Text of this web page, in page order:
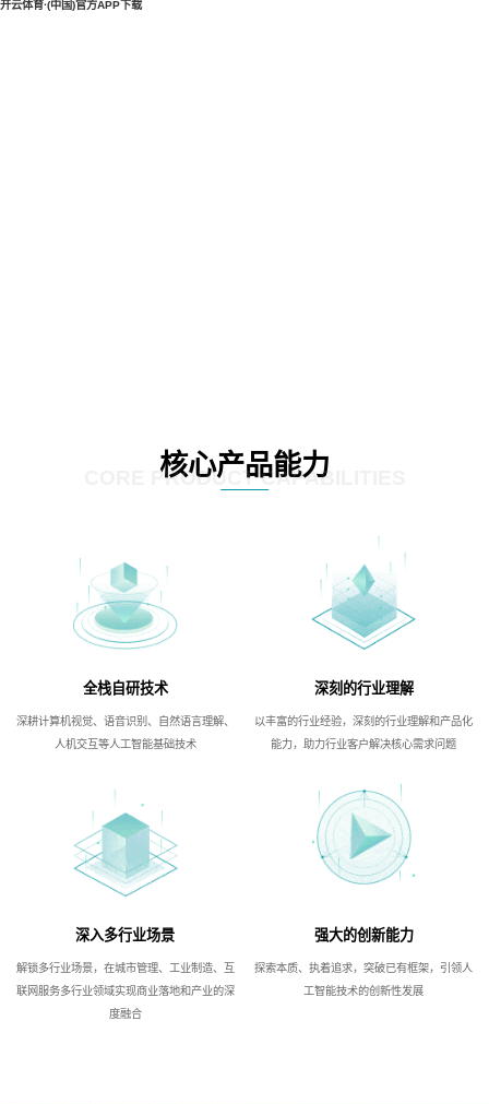
开云体育·(中国)官方APP下载
核心产品能力
CORE PRODUCT CAPABILITIES
全栈自研技术
深耕计算机视觉、语音识别、自然语言理解、
人机交互等人工智能基础技术
深刻的行业理解
以丰富的行业经验，深刻的行业理解和产品化
能力，助力行业客户解决核心需求问题
深入多行业场景
解锁多行业场景，在城市管理、工业制造、互
联网服务多行业领域实现商业落地和产业的深
度融合
强大的创新能力
探索本质、执着追求，突破已有框架，引领人
工智能技术的创新性发展